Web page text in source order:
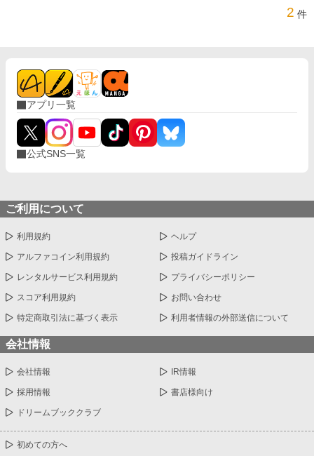
2 件
アプリ一覧
公式SNS一覧
ご利用について
利用規約 ヘルプ
アルファコイン利用規約 投稿ガイドライン
レンタルサービス利用規約 プライバシーポリシー
スコア利用規約 お問い合わせ
特定商取引法に基づく表示 利用者情報の外部送信について
会社情報
会社情報 IR情報
採用情報 書店様向け
ドリームブッククラブ
初めての方へ